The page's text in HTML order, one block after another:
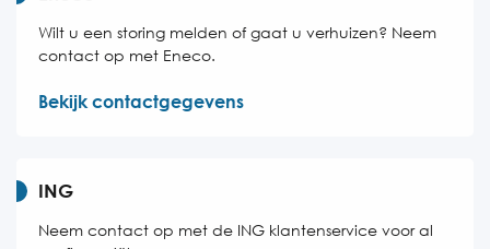
Wilt u een storing melden of gaat u verhuizen? Neem
contact op met Eneco.
Bekijk contactgegevens
ING
Neem contact op met de ING klantenservice voor al